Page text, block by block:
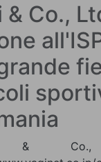
& Co.,
& Co.,